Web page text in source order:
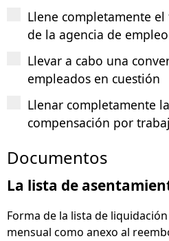
Llene completamente
de la agencia de empleo
Llevar a cabo una
empleados en cuestión
Llenar completamente
compensación por
Documentos
La lista de
Forma de la lista de
mensual como anexo al